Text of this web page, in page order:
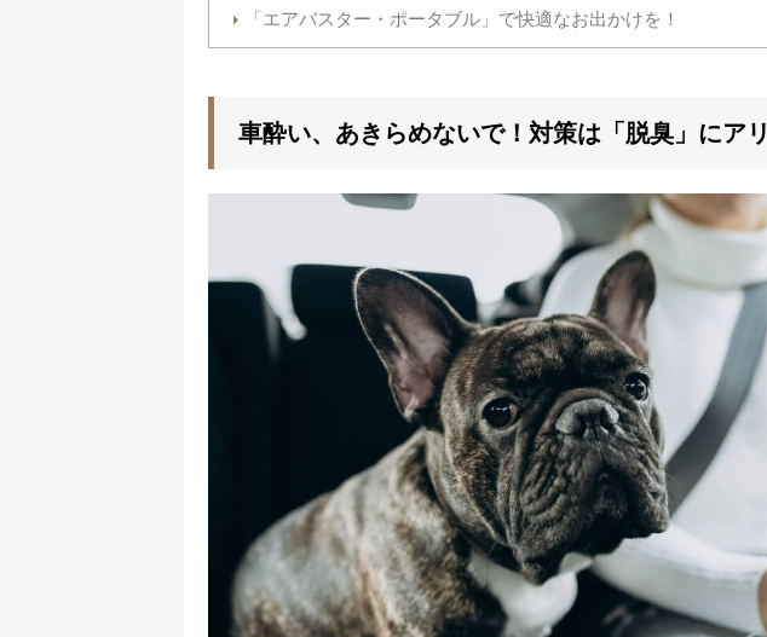
「エアバスター・ポータブル」で快適なお出かけを！
車酔い、あきらめないで！対策は「脱臭」にアリ